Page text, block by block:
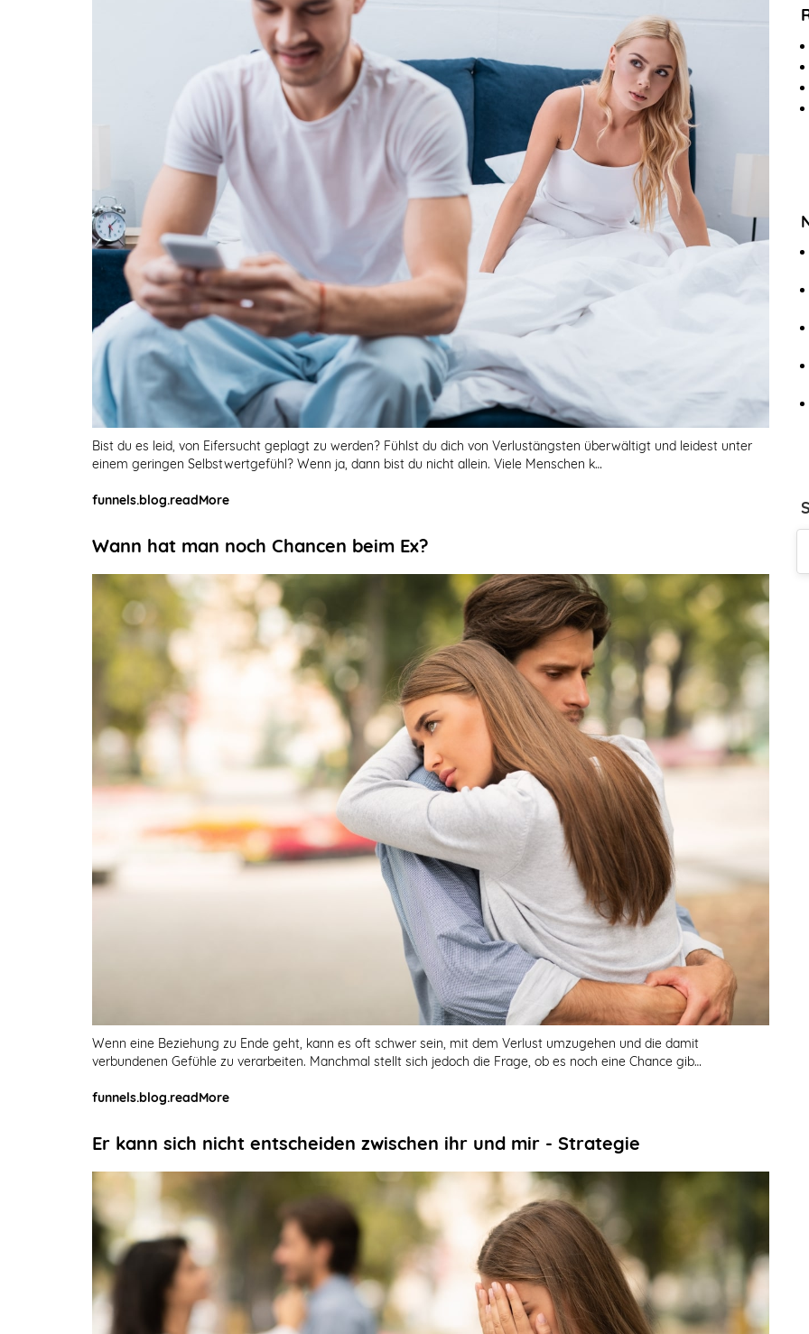
Bist du es leid, von Eifersucht geplagt zu werden? Fühlst du dich von Verlustängsten überwältigt und leidest unter
einem geringen Selbstwertgefühl? Wenn ja, dann bist du nicht allein. Viele Menschen k…
funnels.blog.readMore
Wann hat man noch Chancen beim Ex?
Wenn eine Beziehung zu Ende geht, kann es oft schwer sein, mit dem Verlust umzugehen und die damit
verbundenen Gefühle zu verarbeiten. Manchmal stellt sich jedoch die Frage, ob es noch eine Chance gib…
funnels.blog.readMore
Er kann sich nicht entscheiden zwischen ihr und mir - Strategie